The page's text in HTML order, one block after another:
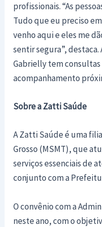
profissionais. “As
Tudo que eu preciso
venho aqui e eles me
sentir segura”,
Gabrielly tem consultas
acompanhamento
Sobre a Zatti Saúde
A Zatti Saúde é uma
Grosso (MSMT), que
serviços essenciais de
conjunto com a
O convênio com a
neste ano, com o